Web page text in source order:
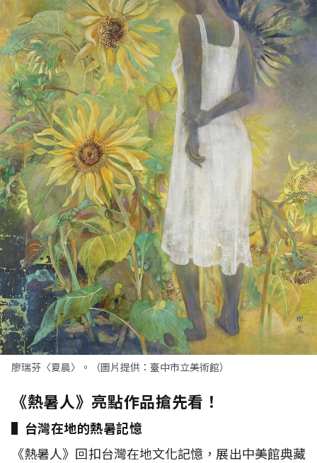
廖瑞芬〈夏晨〉。（圖片提供：臺中市立美術館）
《熱暑人》亮點作品搶先看！
▌台灣在地的熱暑記憶
《熱暑人》回扣台灣在地文化記憶，展出中美館典藏